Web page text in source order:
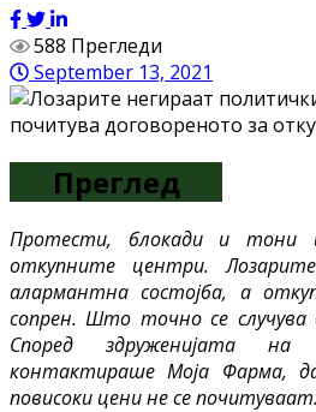
588 Прегледи
September 13, 2021
Преглед
Протести, блокади и тони
откупните центри.
алармантна состојба, а
сопрен. Што точно се случува
Според здруженијата
контактираше Моја Фарма,
повисоки цени не се почитуваат.